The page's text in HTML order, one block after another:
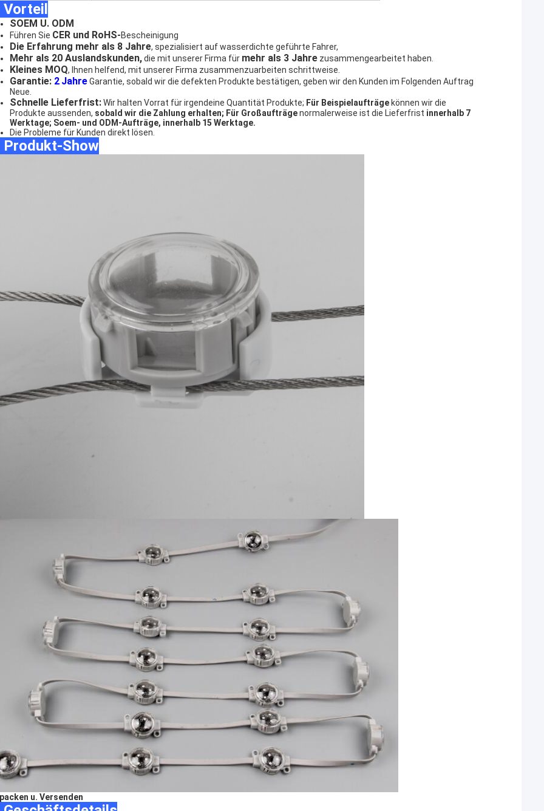
Vorteil
SOEM U. ODM
Führen Sie CER und RoHS-Bescheinigung
Die Erfahrung mehr als 8 Jahre, spezialisiert auf wasserdichte geführte Fahrer,
Mehr als 20 Auslandskunden,die mit unserer Firma für mehr als 3 Jahre zusammengearbeitet haben.
Kleines MOQ, Ihnen helfend, mit unserer Firma zusammenzuarbeiten schrittweise.
Garantie: 2 JahreGarantie, sobald wir die defekten Produkte bestätigen, geben wir den Kunden im Folgenden Auftrag
Neue.
Schnelle Lieferfrist:Wir halten Vorrat für irgendeine Quantität Produkte; Für Beispielaufträge können wir die
Produkte aussenden, sobald wir die Zahlung erhalten; Für Großaufträgenormalerweise ist die Lieferfrist innerhalb 7
Werktage; Soem- und ODM-Aufträge, innerhalb 15 Werktage.
Die Probleme für Kunden direkt lösen.
Produkt-Show
u. Versenden